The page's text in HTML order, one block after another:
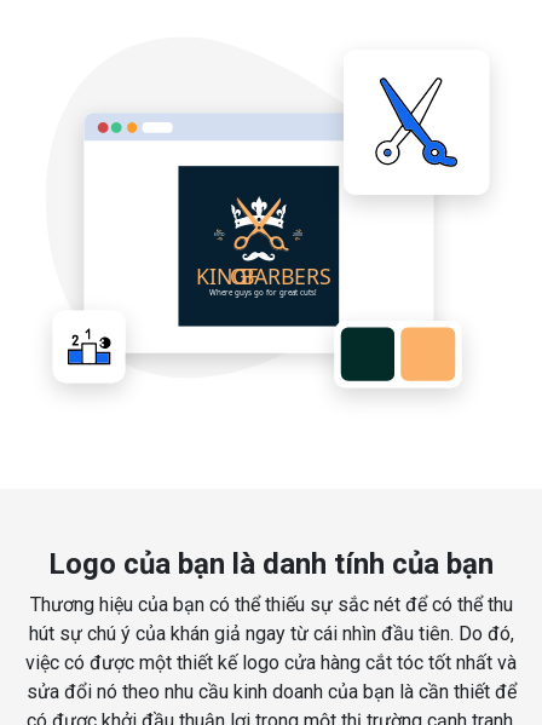
Logo của bạn là danh tính của bạn
Thương hiệu của bạn có thể thiếu sự sắc nét để có thể thu
hút sự chú ý của khán giả ngay từ cái nhìn đầu tiên. Do đó,
việc có được một thiết kế logo cửa hàng cắt tóc tốt nhất và
sửa đổi nó theo nhu cầu kinh doanh của bạn là cần thiết để